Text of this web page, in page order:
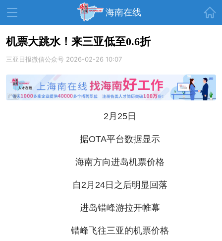
海南在线
资讯中心 热点 旅游
文体 财经
教育 健康 房产
美食
活动
走读海南 周末去哪儿
天涯企服
机票大跳水！来三亚低至0.6折
三亚日报微信公众号 2026-02-26 10:07
2月25日
据OTA平台数据显示
海南方向进岛机票价格
自2月24日之后明显回落
进岛错峰游拉开帷幕
错峰飞往三亚的机票价格